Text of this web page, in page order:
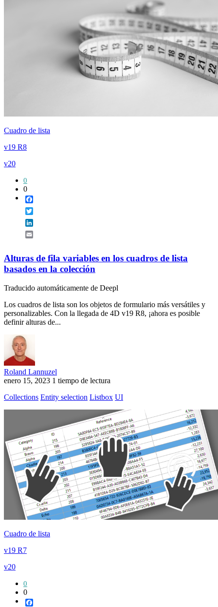
Cuadro de lista
v19 R8
v20
0
0
Alturas de fila variables en los cuadros de lista
basados en la colección
Traducido automáticamente de Deepl
Los cuadros de lista son los objetos de formulario más versátiles y
personalizables. Con la llegada de 4D v19 R8, ¡ahora es posible
definir alturas de...
Roland Lannuzel
enero 15, 2023 1 tiempo de lectura
Collections Entity selection Listbox UI
Cuadro de lista
v19 R7
v20
0
0